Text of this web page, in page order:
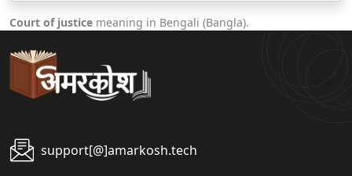
Court of justice meaning in Bengali (Bangla).
support[@]amarkosh.tech